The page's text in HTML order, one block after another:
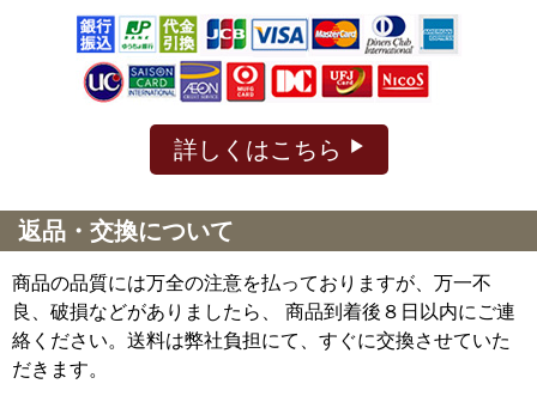
詳しくはこちら
返品・交換について
商品の品質には万全の注意を払っておりますが、万一不
良、破損などがありましたら、 商品到着後８日以内にご連
絡ください。送料は弊社負担にて、すぐに交換させていた
だきます。